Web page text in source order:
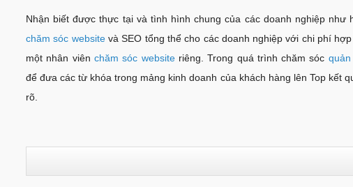
Nhận biết được thực tại và tình hình chung của các doanh nghiệp
chăm sóc websitevà SEO tổng thể cho các doanh nghiệp với chi phí
một nhân viên chăm sóc websiteriêng. Trong quá trình chăm sóc
để đưa các từ khóa trong mảng kinh doanh của khách hàng lên Top kết
rõ.